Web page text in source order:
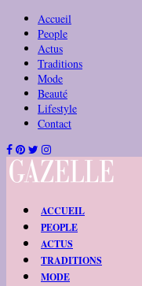
Accueil
People
Actus
Traditions
Mode
Beauté
Lifestyle
Contact
ACCUEIL
PEOPLE
ACTUS
TRADITIONS
MODE